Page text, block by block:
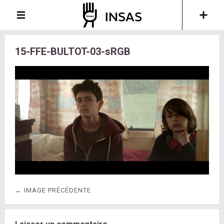
15-FFE-BULTOT-03-sRGB
← IMAGE PRÉCÉDENTE